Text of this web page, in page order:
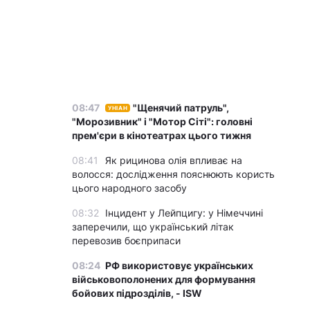
08:47 УНІАН
"Щенячий патруль",
"Морозивник" і "Мотор Сіті": головні
прем'єри в кінотеатрах цього тижня
08:41
Як рицинова олія впливає на
волосся: дослідження пояснюють користь
цього народного засобу
08:32
Інцидент у Лейпцигу: у Німеччині
заперечили, що український літак
перевозив боєприпаси
08:24 РФ використовує українських
військовополонених для формування
бойових підрозділів, - ISW